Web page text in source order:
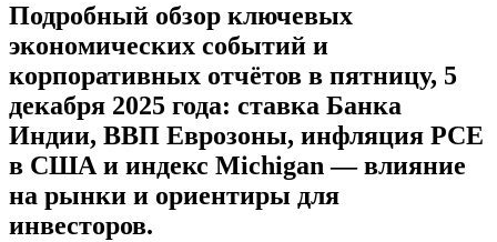
Подробный обзор ключевых
экономических событий и
корпоративных отчётов в пятницу, 5
декабря 2025 года: ставка Банка
Индии, ВВП Еврозоны, инфляция PCE
в США и индекс Michigan — влияние
на рынки и ориентиры для
инвесторов.